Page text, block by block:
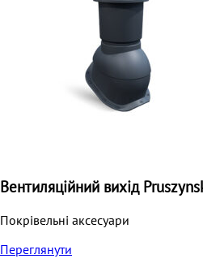
Вентиляційний вихід
Покрівельні аксесуари
Переглянути